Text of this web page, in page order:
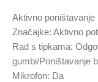
Aktivno poništavanje
Značajke: Aktivno
Rad s tipkama:
gumbi/Poništavanje
Mikrofon: Da